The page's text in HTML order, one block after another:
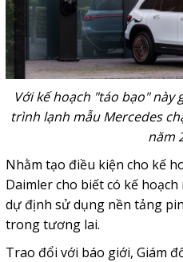
Với kế hoạch "táo bạo" này
trình lạnh mẫu Mercedes
năm
Nhằm tạo điều kiện cho kế
Daimler cho biết có kế
dự định sử dụng nền tảng
trong tương lai.
Trao đổi với báo giới, Giám